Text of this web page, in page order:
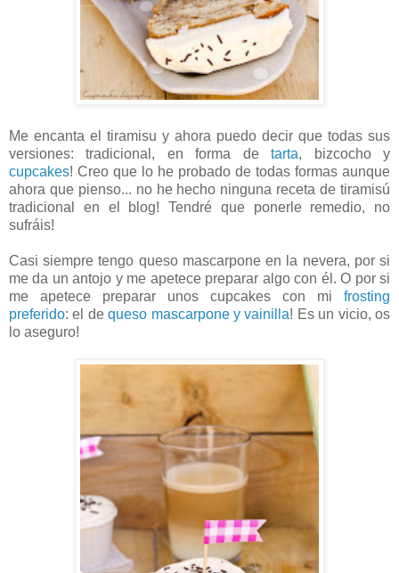
Me encanta el tiramisu y ahora puedo decir que todas sus
versiones: tradicional, en forma detarta, bizcocho y
cupcakes! Creo que lo he probado de todas formas aunque
ahora que pienso... no he hecho ninguna receta de tiramisú
tradicional en el blog! Tendré que ponerle remedio, no
sufráis!
Casi siempre tengo queso mascarpone en la nevera, por si
me da un antojo y me apetece preparar algo con él. O por si
me apetece preparar unos cupcakes con mi frosting
preferido: el dequeso mascarpone y vainilla! Es un vicio, os
lo aseguro!